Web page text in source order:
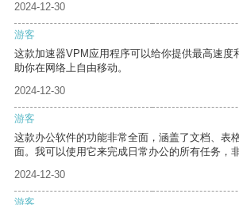
2024-12-30
游客
这款加速器VPM应用程序可以给你提供最高速度
助你在网络上自由移动。
2024-12-30
游客
这款办公软件的功能非常全面，涵盖了文档、表
面。我可以使用它来完成日常办公的所有任务，非
2024-12-30
游客